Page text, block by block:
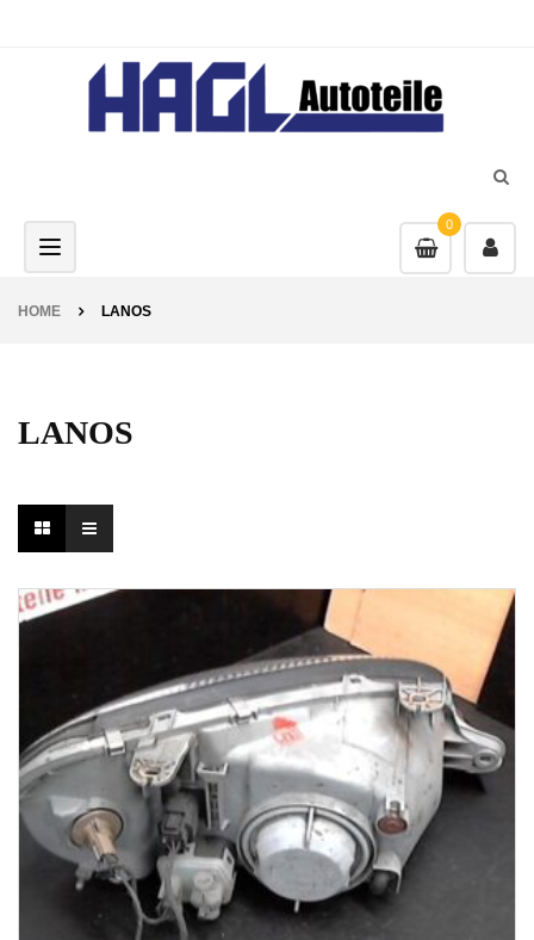
0
Toggle navigation
HOME LANOS
LANOS
1-3 Werktage